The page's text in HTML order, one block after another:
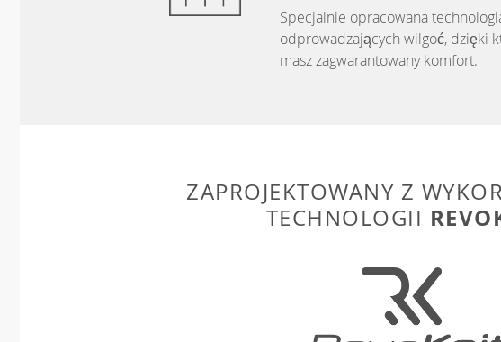
Specjalnie opracowana
odprowadzających wilgoć, dzięki
masz zagwarantowany komfort.
ZAPROJEKTOWANY Z
TECHNOLOGII